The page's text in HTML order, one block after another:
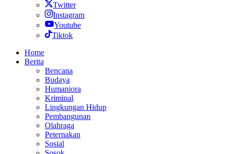
Twitter
Instagram
Youtube
Tiktok
Home
Berita
Bencana
Budaya
Humaniora
Kriminal
Lingkungan Hidup
Pembangunan
Olahraga
Peternakan
Sosial